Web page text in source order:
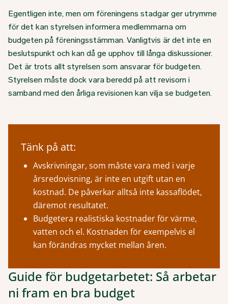
Egentligen inte, men om föreningens stadgar ger utrymme
för det kan styrelsen informera medlemmarna om
budgeten på föreningsstämman. Vanligtvis är det inte en
beslutspunkt och kan då ge upphov till långa diskussioner.
Det är trots allt styrelsen som ansvarar för budgeten.
Styrelsen måste dock vara beredd på att revisorn i
samband med den årliga revisionen kan vilja se budgeten.
Tänk på att:
Avskrivningar, som måste vara med i varje
årsredovisning, är inte en utgift utan en
kostnad. De påverkar alltså inte kassaflödet,
däremot resultatet.
Budgetera realistiska kostnader för värme,
vatten och el. Kostnaden för exempelvis el
kan förändras mycket mellan åren.
Guide för budgetarbetet: Så arbetar
ni fram en bra budget